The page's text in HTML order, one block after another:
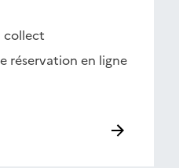
collect
réservation en ligne